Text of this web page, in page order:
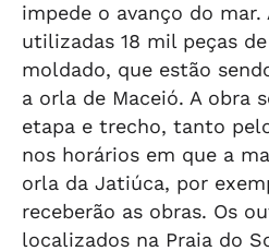
impede o avanço do mar.
utilizadas 18 mil peças
moldado, que estão
a orla de Maceió. A obra
etapa e trecho, tanto
nos horários em que a
orla da Jatiúca, por
receberão as obras. Os
localizados na Praia do